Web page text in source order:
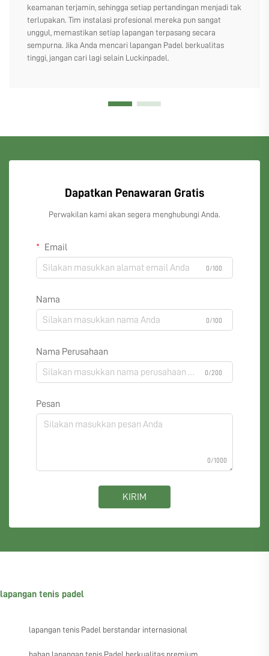
keamanan terjamin, sehingga setiap pertandingan menjadi tak
terlupakan. Tim instalasi profesional mereka pun sangat
unggul, memastikan setiap lapangan terpasang secara
sempurna. Jika Anda mencari lapangan Padel berkualitas
tinggi, jangan cari lagi selain Luckinpadel.
Dapatkan Penawaran Gratis
Perwakilan kami akan segera menghubungi Anda.
Email
0/100
Nama
0/100
Nama Perusahaan
0/200
Pesan
0/1000
KIRIM
lapangan tenis padel
lapangan tenis Padel berstandar internasional
bahan lapangan tenis Padel berkualitas premium